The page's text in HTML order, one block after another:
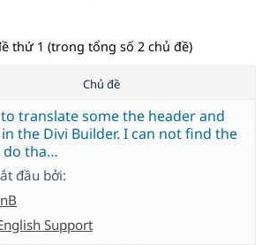
thứ 1 (trong tổng số 2 chủ đề)
Chủ đề
translate some the header and
the Divi Builder. I can not find the
do tha…
đầu bởi:
Support